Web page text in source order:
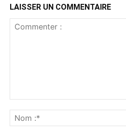
LAISSER UN COMMENTAIRE